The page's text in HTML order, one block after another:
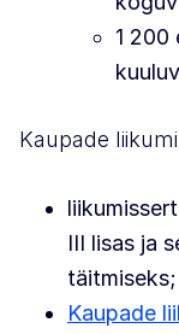
1 200
Kaupade
III lisas ja
täitmiseks;
Kaupade